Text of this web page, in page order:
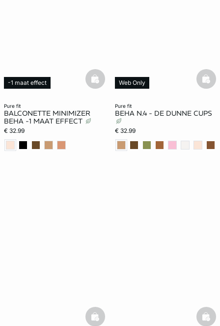
pure fit
BALCONETTE MINIMIZER
BEHA -1 MAAT EFFECT
€ 32.99
-1 maat effect basketfull
pure fit
BEHA N.4 - DE DUNNE CUPS
€ 32.99
Web Only
basketfull